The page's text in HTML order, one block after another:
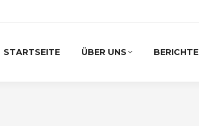
STARTSEITE ÜBER UNS BERICHTE